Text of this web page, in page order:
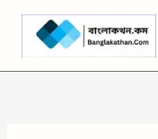
Skip
content